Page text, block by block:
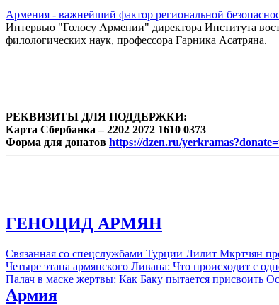
Армения - важнейший фактор региональной
Интервью "Голосу Армении" директора Института
филологических наук, профессора Гарника Асатряна.
РЕКВИЗИТЫ ДЛЯ ПОДДЕРЖКИ:
Карта Сбербанка – 2202 2072 1610 0373
Форма для донатов https://dzen.ru/
ГЕНОЦИД АРМЯН
Связанная со спецслужбами Турции Лилит Мкртчян
Четыре этапа армянского Ливана: Что происходит с
Палач в маске жертвы: Как Баку пытается присвоить
Армия